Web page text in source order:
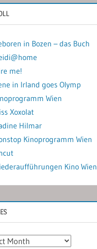
in Bozen – das Buch
me!
in Irland goes Olymp
Wien
Xoxolat
Hilmar
Kinoprogramm Wien
Kino Wien